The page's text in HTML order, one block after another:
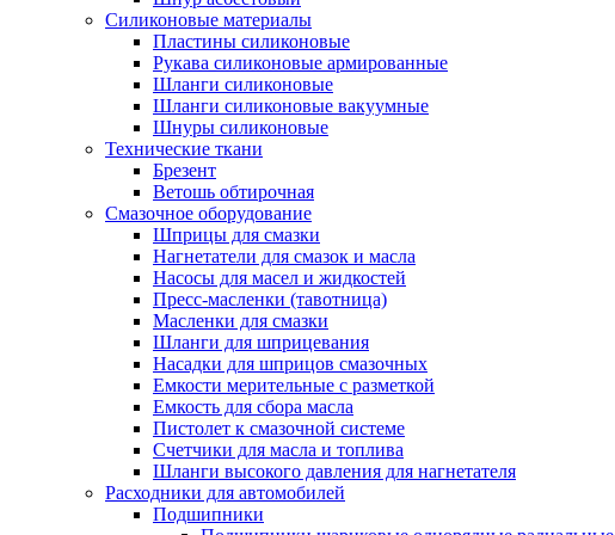
Силиконовые материалы
Пластины силиконовые
Рукава силиконовые армированные
Шланги силиконовые
Шланги силиконовые вакуумные
Шнуры силиконовые
Технические ткани
Брезент
Ветошь обтирочная
Смазочное оборудование
Шприцы для смазки
Нагнетатели для смазок и масла
Насосы для масел и жидкостей
Пресс-масленки (тавотница)
Масленки для смазки
Шланги для шприцевания
Насадки для шприцов смазочных
Емкости мерительные с разметкой
Емкость для сбора масла
Пистолет к смазочной системе
Счетчики для масла и топлива
Шланги высокого давления для нагнетателя
Расходники для автомобилей
Подшипники